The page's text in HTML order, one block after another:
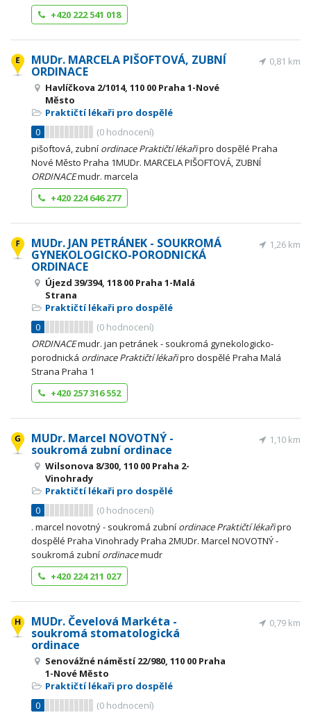
+420 222 541 018
MUDr. MARCELA PIŠOFTOVÁ, ZUBNÍ
ORDINACE
Havlíčkova 2/1014, 110 00 Praha 1-Nové
Město
Praktičtí lékaři pro dospělé
0
(0 hodnocení)
0,81 km
pišoftová, zubní ordinace Praktičtí lékařipro dospělé Praha
Nové Město Praha 1MUDr. MARCELA PIŠOFTOVÁ, ZUBNÍ
ORDINACEmudr. marcela
+420 224 646 277
MUDr. JAN PETRÁNEK - SOUKROMÁ
GYNEKOLOGICKO-PORODNICKÁ
ORDINACE
Újezd 39/394, 118 00 Praha 1-Malá
Strana
Praktičtí lékaři pro dospělé
0
(0 hodnocení)
1,26 km
ORDINACEmudr. jan petránek - soukromá gynekologicko-
porodnická ordinace Praktičtí lékařipro dospělé Praha Malá
Strana Praha 1
+420 257 316 552
MUDr. Marcel NOVOTNÝ -
soukromá zubní ordinace
Wilsonova 8/300, 110 00 Praha 2-
Vinohrady
Praktičtí lékaři pro dospělé
0
(0 hodnocení)
1,10 km
. marcel novotný - soukromá zubní ordinace Praktičtí lékařipro
dospělé Praha Vinohrady Praha 2MUDr. Marcel NOVOTNÝ -
soukromá zubní ordinacemudr
+420 224 211 027
MUDr. Čevelová Markéta -
soukromá stomatologická
ordinace
Senovážné náměstí 22/980, 110 00 Praha
1-Nové Město
Praktičtí lékaři pro dospělé
0
(0 hodnocení)
0,79 km